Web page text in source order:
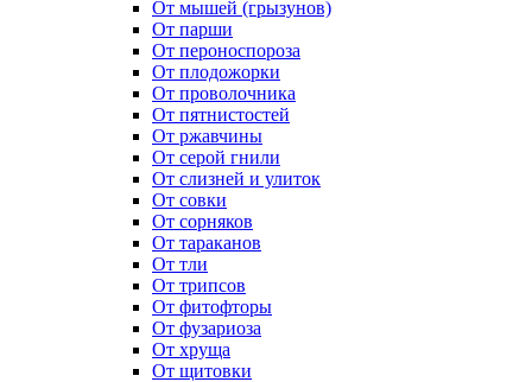
От мышей (грызунов)
От парши
От пероноспороза
От плодожорки
От проволочника
От пятнистостей
От ржавчины
От серой гнили
От слизней и улиток
От совки
От сорняков
От тараканов
От тли
От трипсов
От фитофторы
От фузариоза
От хруща
От щитовки